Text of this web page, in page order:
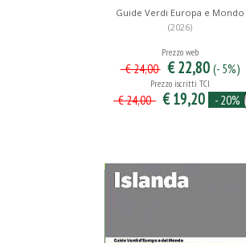
Guide Verdi Europa e Mondo
(2026)
Prezzo web
€ 24,00 € 22,80 (- 5%)
Prezzo iscritti TCI
€ 24,00 € 19,20 - 20%